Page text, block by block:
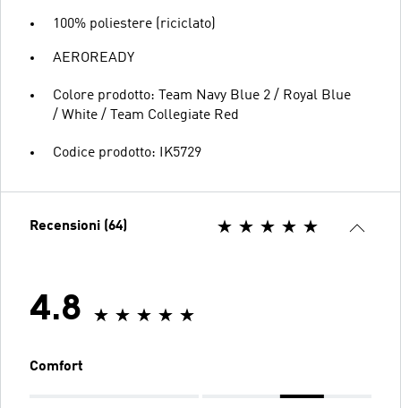
100% poliestere (riciclato)
AEROREADY
Colore prodotto: Team Navy Blue 2 / Royal Blue
/ White / Team Collegiate Red
Codice prodotto: IK5729
Recensioni (64)
4.8
Comfort